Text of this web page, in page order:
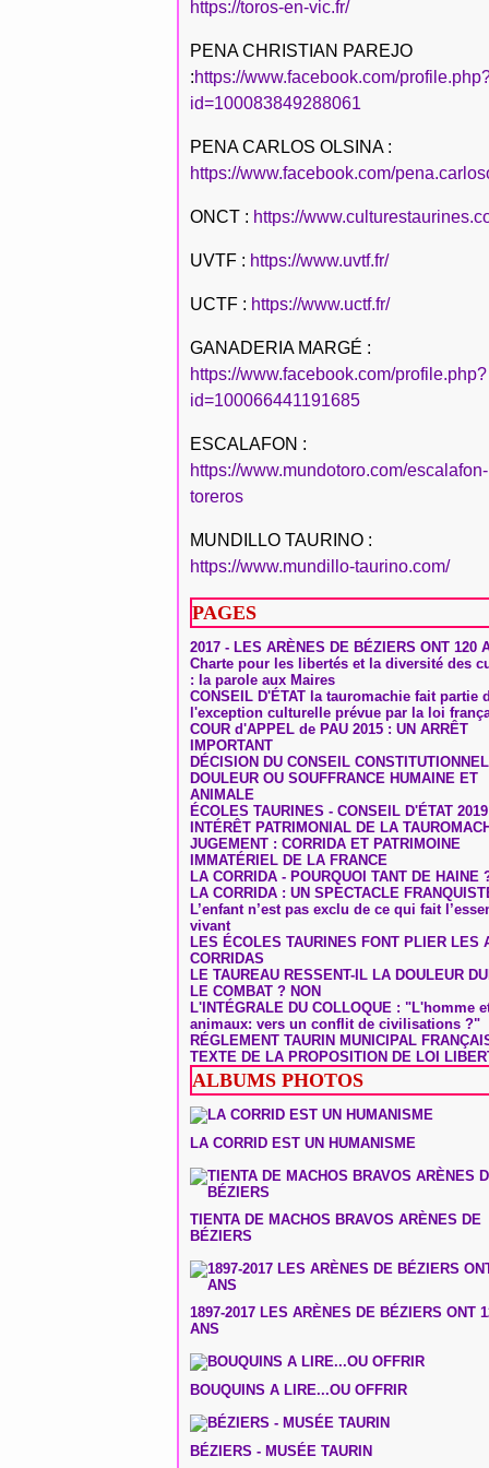
https://toros-en-vic.fr/
PENA CHRISTIAN PAREJO
:https://www.facebook.com/
id=100083849288061
PENA CARLOS OLSINA :
https://www.facebook.com/
ONCT : https://
UVTF : https://www.uvtf.fr/
UCTF : https://www.uctf.fr/
GANADERIA MARGÉ :
https://www.facebook.com/profile.php?
id=100066441191685
ESCALAFON :
https://www.mundotoro.com/escalafon-
toreros
MUNDILLO TAURINO :
https://www.mundillo-taurino.com/
PAGES
2017 - LES ARÈNES DE BÉZIERS ONT 120
Charte pour les libertés et la diversité des
: la parole aux Maires
CONSEIL D'ÉTAT la tauromachie fait partie
l'exception culturelle prévue par la loi
COUR d'APPEL de PAU 2015 : UN ARRÊT
IMPORTANT
DÉCISION DU CONSEIL CONSTITUTIONNEL
DOULEUR OU SOUFFRANCE HUMAINE ET
ANIMALE
ÉCOLES TAURINES - CONSEIL D'ÉTAT 2019
INTÉRÊT PATRIMONIAL DE LA
JUGEMENT : CORRIDA ET PATRIMOINE
IMMATÉRIEL DE LA FRANCE
LA CORRIDA - POURQUOI TANT DE HAINE
LA CORRIDA : UN SPECTACLE
L’enfant n’est pas exclu de ce qui fait
vivant
LES ÉCOLES TAURINES FONT PLIER LES
CORRIDAS
LE TAUREAU RESSENT-IL LA DOULEUR
LE COMBAT ? NON
L'INTÉGRALE DU COLLOQUE : "L'homme
animaux: vers un conflit de civilisations ?"
RÉGLEMENT TAURIN MUNICIPAL
TEXTE DE LA PROPOSITION DE LOI
ALBUMS PHOTOS
LA CORRID EST UN HUMANISME
TIENTA DE MACHOS BRAVOS ARÈNES DE
BÉZIERS
1897-2017 LES ARÈNES DE BÉZIERS ONT
ANS
BOUQUINS A LIRE...OU OFFRIR
BÉZIERS - MUSÉE TAURIN